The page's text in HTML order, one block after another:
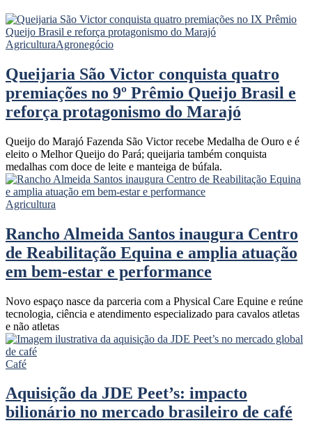
AgriculturaAgronegócio
Queijaria São Victor conquista quatro
premiações no 9º Prêmio Queijo Brasil e
reforça protagonismo do Marajó
Queijo do Marajó Fazenda São Victor recebe Medalha de Ouro e é
eleito o Melhor Queijo do Pará; queijaria também conquista
medalhas com doce de leite e manteiga de búfala.
Agricultura
Rancho Almeida Santos inaugura Centro
de Reabilitação Equina e amplia atuação
em bem-estar e performance
Novo espaço nasce da parceria com a Physical Care Equine e reúne
tecnologia, ciência e atendimento especializado para cavalos atletas
e não atletas
Café
Aquisição da JDE Peet’s: impacto
bilionário no mercado brasileiro de café